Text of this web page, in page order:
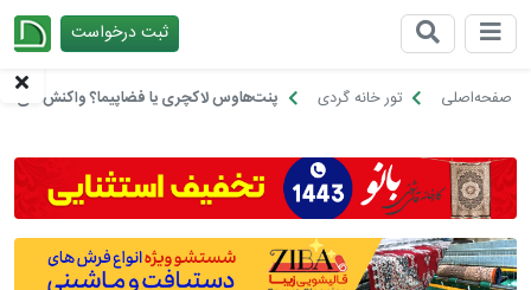
ثبت درخواست
صفحه‌اصلی تور خانه گردی پنت‌هاوس لاکچری یا فضاپیما؟ واکنش‌های